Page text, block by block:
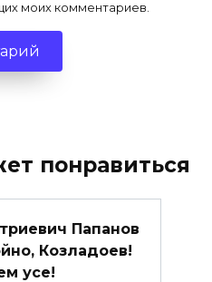
моих комментариев.
понравиться
Папанов
Козладоев!
усе!